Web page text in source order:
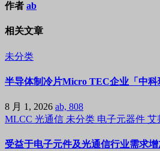
作者 ab
相关文章
未分类
半导体制冷片Micro TEC企业「中
8 月 1, 2026 ab, 808
MLCC 光通信 未分类 电子元器件 艾
受益于电子元件及光通信行业需求